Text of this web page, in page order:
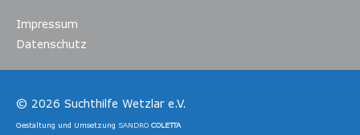
Impressum
Datenschutz
© 2026 Suchthilfe Wetzlar e.V.
Gestaltung und Umsetzung SANDRO COLETTA